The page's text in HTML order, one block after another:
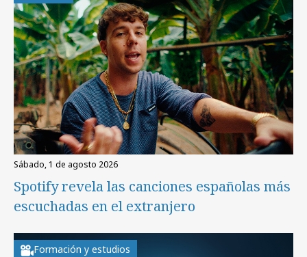
sábado, 1 de agosto 2026
Spotify revela las canciones españolas más
escuchadas en el extranjero
Formación y estudios